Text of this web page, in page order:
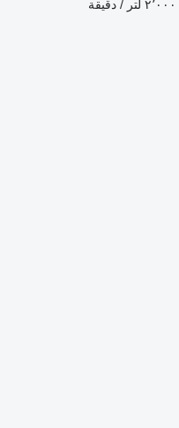
٢٬٠٠٠ لتر / دقيقة